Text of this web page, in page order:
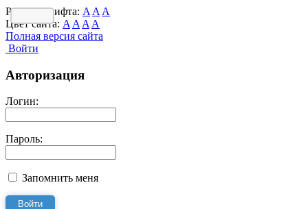
Размер шрифта: A A A
Цвет сайта: A A A A
Полная версия сайта
Войти
Авторизация
Логин:
Пароль:
Запомнить меня